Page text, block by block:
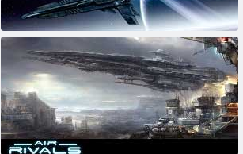
דאַרקאָרביט - שטערן וואַרס